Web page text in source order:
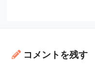
コメントを残す